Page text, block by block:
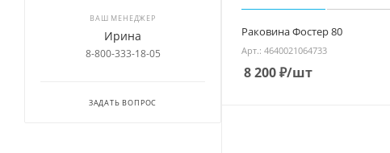
Раковина Фостер 80
Арт.: 4640021064733
8 200₽/шт
ВАШ МЕНЕДЖЕР
Ирина
8-800-333-18-05
ЗАДАТЬ ВОПРОС